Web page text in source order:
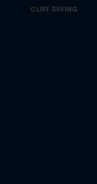
CLIFF DIVING